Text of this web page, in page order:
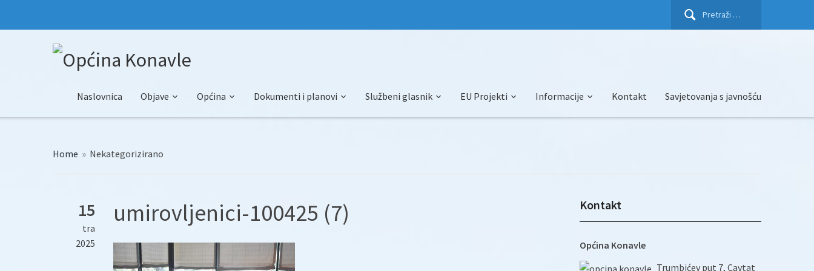
Pretraži:
Naslovnica Objave Općina Dokumenti i planovi Službeni glasnik EU Projekti Informacije Kontakt Savjetovanja s javnošću
Home » Nekategorizirano
15
tra
2025
umirovljenici-100425 (7) Kontakt
Općina Konavle
Trumbićev put 7, Cavtat